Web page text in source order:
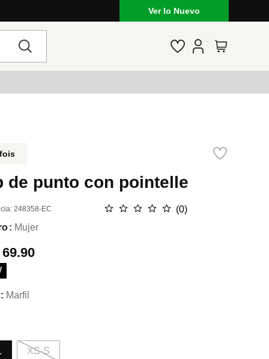
Ver lo Nuevo
de punto con pointelle
:248358-EC ☆ ☆ ☆ ☆ ☆ (0)
Mujer
69.90
Marfil
XS-S